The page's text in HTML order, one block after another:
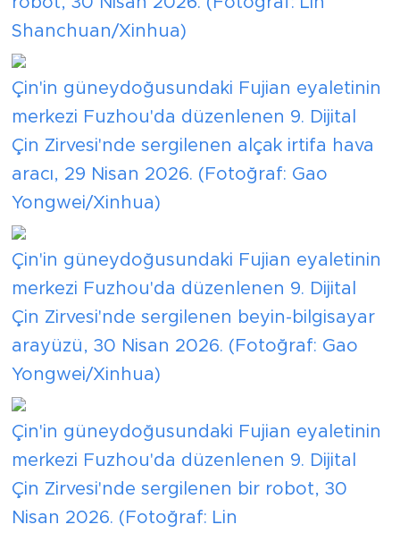
Shanchuan/Xinhua)
Çin'in güneydoğusundaki Fujian eyaletinin
merkezi Fuzhou'da düzenlenen 9. Dijital
Çin Zirvesi'nde sergilenen alçak irtifa hava
aracı, 29 Nisan 2026. (Fotoğraf: Gao
Yongwei/Xinhua)
Çin'in güneydoğusundaki Fujian eyaletinin
merkezi Fuzhou'da düzenlenen 9. Dijital
Çin Zirvesi'nde sergilenen beyin-bilgisayar
arayüzü, 30 Nisan 2026. (Fotoğraf: Gao
Yongwei/Xinhua)
Çin'in güneydoğusundaki Fujian eyaletinin
merkezi Fuzhou'da düzenlenen 9. Dijital
Çin Zirvesi'nde sergilenen bir robot, 30
Nisan 2026. (Fotoğraf: Lin